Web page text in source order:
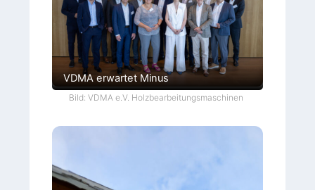
VDMA erwartet Minus
Bild: VDMA e.V. Holzbearbeitungsmaschinen